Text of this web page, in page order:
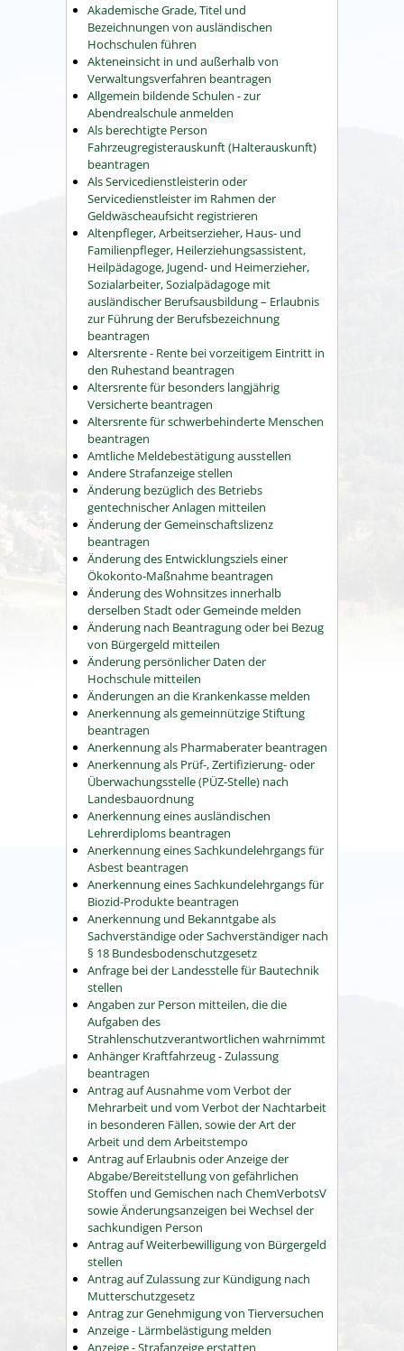
Akademische Grade, Titel und
Bezeichnungen von ausländischen
Hochschulen führen
Akteneinsicht in und außerhalb von
Verwaltungsverfahren beantragen
Allgemein bildende Schulen - zur
Abendrealschule anmelden
Als berechtigte Person
Fahrzeugregisterauskunft (Halterauskunft)
beantragen
Als Servicedienstleisterin oder
Servicedienstleister im Rahmen der
Geldwäscheaufsicht registrieren
Altenpfleger, Arbeitserzieher, Haus- und
Familienpfleger, Heilerziehungsassistent,
Heilpädagoge, Jugend- und Heimerzieher,
Sozialarbeiter, Sozialpädagoge mit
ausländischer Berufsausbildung – Erlaubnis
zur Führung der Berufsbezeichnung
beantragen
Altersrente - Rente bei vorzeitigem Eintritt in
den Ruhestand beantragen
Altersrente für besonders langjährig
Versicherte beantragen
Altersrente für schwerbehinderte Menschen
beantragen
Amtliche Meldebestätigung ausstellen
Andere Strafanzeige stellen
Änderung bezüglich des Betriebs
gentechnischer Anlagen mitteilen
Änderung der Gemeinschaftslizenz
beantragen
Änderung des Entwicklungsziels einer
Ökokonto-Maßnahme beantragen
Änderung des Wohnsitzes innerhalb
derselben Stadt oder Gemeinde melden
Änderung nach Beantragung oder bei Bezug
von Bürgergeld mitteilen
Änderung persönlicher Daten der
Hochschule mitteilen
Änderungen an die Krankenkasse melden
Anerkennung als gemeinnützige Stiftung
beantragen
Anerkennung als Pharmaberater beantragen
Anerkennung als Prüf-, Zertifizierung- oder
Überwachungsstelle (PÜZ-Stelle) nach
Landesbauordnung
Anerkennung eines ausländischen
Lehrerdiploms beantragen
Anerkennung eines Sachkundelehrgangs für
Asbest beantragen
Anerkennung eines Sachkundelehrgangs für
Biozid-Produkte beantragen
Anerkennung und Bekanntgabe als
Sachverständige oder Sachverständiger nach
§ 18 Bundesbodenschutzgesetz
Anfrage bei der Landesstelle für Bautechnik
stellen
Angaben zur Person mitteilen, die die
Aufgaben des
Strahlenschutzverantwortlichen wahrnimmt
Anhänger Kraftfahrzeug - Zulassung
beantragen
Antrag auf Ausnahme vom Verbot der
Mehrarbeit und vom Verbot der Nachtarbeit
in besonderen Fällen, sowie der Art der
Arbeit und dem Arbeitstempo
Antrag auf Erlaubnis oder Anzeige der
Abgabe/Bereitstellung von gefährlichen
Stoffen und Gemischen nach ChemVerbotsV
sowie Änderungsanzeigen bei Wechsel der
sachkundigen Person
Antrag auf Weiterbewilligung von Bürgergeld
stellen
Antrag auf Zulassung zur Kündigung nach
Mutterschutzgesetz
Antrag zur Genehmigung von Tierversuchen
Anzeige - Lärmbelästigung melden
Anzeige - Strafanzeige erstatten